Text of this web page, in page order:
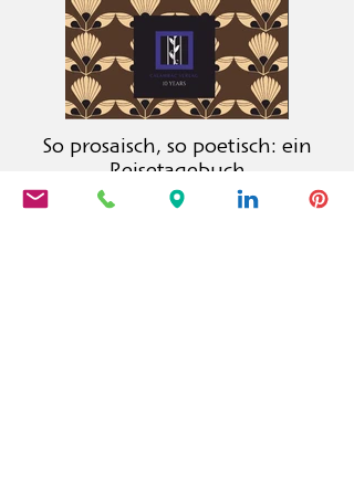
So prosaisch, so poetisch: ein
Reisetagebuch